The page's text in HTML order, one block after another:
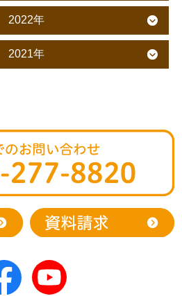
2022年
2021年